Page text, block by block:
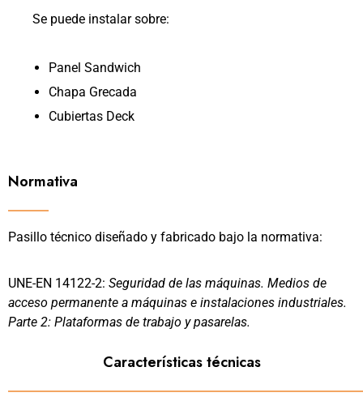
Se puede instalar sobre:
Panel Sandwich
Chapa Grecada
Cubiertas Deck
Normativa
Pasillo técnico diseñado y fabricado bajo la normativa:
UNE-EN 14122-2: Seguridad de las máquinas. Medios de
acceso permanente a máquinas e instalaciones industriales.
Parte 2: Plataformas de trabajo y pasarelas.
Características técnicas